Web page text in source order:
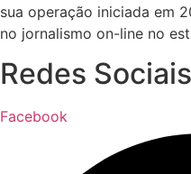
sua operação iniciada em
no jornalismo on-line no
Redes Sociais
Facebook